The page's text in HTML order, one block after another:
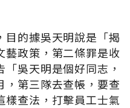
目的據吳天明說是「揭
藝政策，第二條罪是收
吳天明是個好同志，
，第三隊去查帳，要查
樣查法，打擊員工士氣